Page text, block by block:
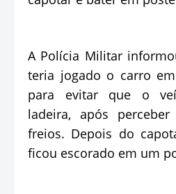
A Polícia Militar
teria jogado o carro
para evitar que o
ladeira, após
freios. Depois do
ficou escorado em um